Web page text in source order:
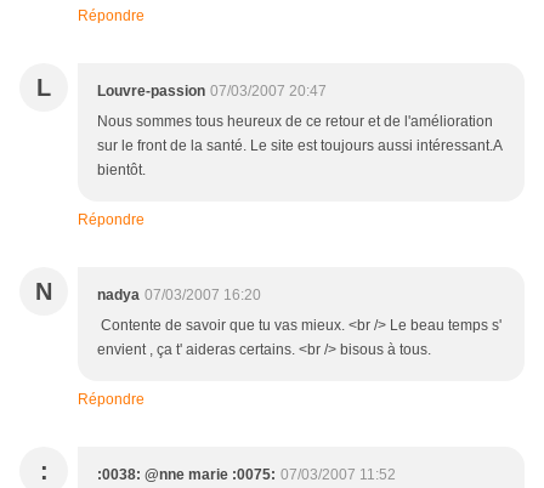
Répondre
L Louvre-passion 07/03/2007 20:47
Nous sommes tous heureux de ce retour et de l'amélioration
sur le front de la santé. Le site est toujours aussi intéressant.A
bientôt.
Répondre
N nadya 07/03/2007 16:20
Contente de savoir que tu vas mieux. <br /> Le beau temps s'
envient , ça t' aideras certains. <br /> bisous à tous.
Répondre
: :0038: @nne marie :0075: 07/03/2007 11:52